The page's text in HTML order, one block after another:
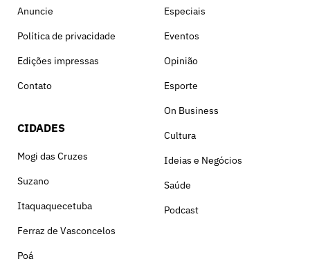
Anuncie
Política de privacidade
Edições impressas
Contato
CIDADES
Mogi das Cruzes
Suzano
Itaquaquecetuba
Ferraz de Vasconcelos
Poá
Especiais
Eventos
Opinião
Esporte
On Business
Cultura
Ideias e Negócios
Saúde
Podcast